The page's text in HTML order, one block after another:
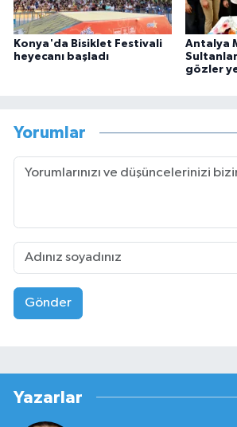
Konya'da Bisiklet Festivali
heyecanı başladı
Antalya
gözler
Yorumlar
Gönder
Yazarlar